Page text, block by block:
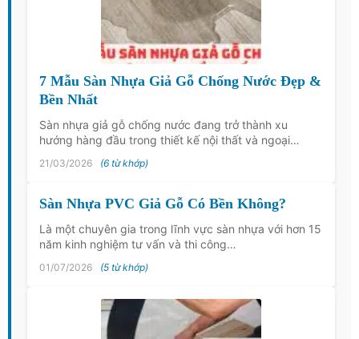
7 Mẫu Sàn Nhựa Giả Gỗ Chống Nước Đẹp &
Bền Nhất
Sàn nhựa giả gỗ chống nước đang trở thành xu
hướng hàng đầu trong thiết kế nội thất và ngoại…
21/03/2026 (6 từ khớp)
Sàn Nhựa PVC Giả Gỗ Có Bền Không?
Là một chuyên gia trong lĩnh vực sàn nhựa với hơn 15
năm kinh nghiệm tư vấn và thi công…
01/07/2026 (5 từ khớp)